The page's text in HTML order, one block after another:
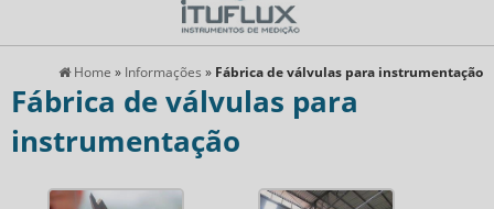
Home » Informações » Fábrica de válvulas para instrumentação
Fábrica de válvulas para
instrumentação